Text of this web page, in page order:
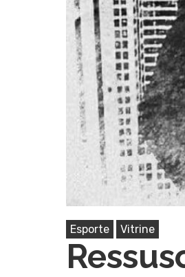
Esporte Vitrine